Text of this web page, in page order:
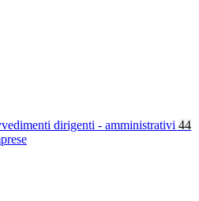
dirigenti - amministrativi 44